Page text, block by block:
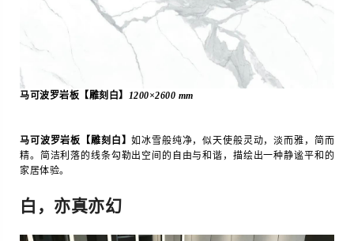
马可波罗岩板【雕刻白】 1200×2600 mm
马可波罗岩板【雕刻白】如冰雪般纯净，似天使般灵动，淡而雅，简而
精。简洁利落的线条勾勒出空间的自由与和谐，描绘出一种静谧平和的
家居体验。
白，亦真亦幻